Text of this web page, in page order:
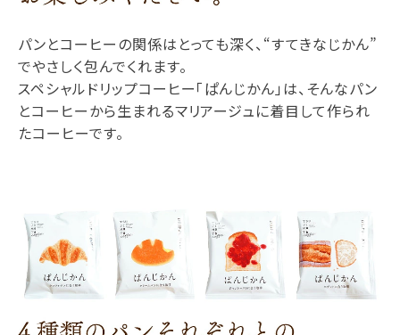
パンとコーヒーの関係はとっても深く、“すてきなじかん”
でやさしく包んでくれます。
スペシャルドリップコーヒー「ぱんじかん」は、そんなパン
とコーヒーから生まれるマリアージュに着目して作られ
たコーヒーです。